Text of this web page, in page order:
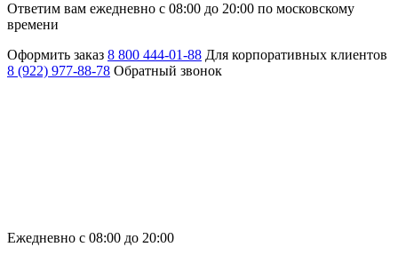
Ответим вам ежедневно с 08:00 до 20:00 по московскому
времени
Оформить заказ 8 800 444-01-88 Для корпоративных клиентов
8 (922) 977-88-78 Обратный звонок
Ежедневно с 08:00 до 20:00